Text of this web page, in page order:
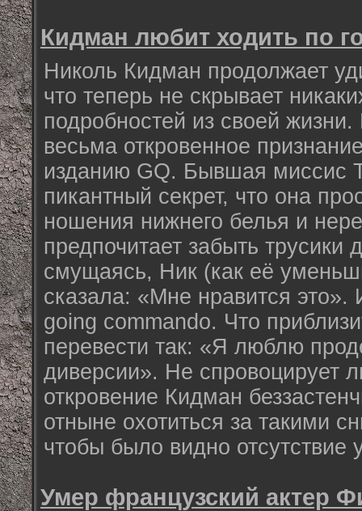
Кидман любит ходить по
Николь Кидман продолжает
что теперь не скрывает
подробностей из своей
весьма откровенное
изданию GQ. Бывшая миссис
пикантный секрет, что она
ношения нижнего белья и
предпочитает забыть трусики
смущаясь, Ник (как её
сказала: «Мне нравится
going commando. Что
перевести так: «Я люблю
диверсии». Не спровоцирует
откровение Кидман
отныне охотиться за такими
чтобы было видно отсутствие
Умер французский актер